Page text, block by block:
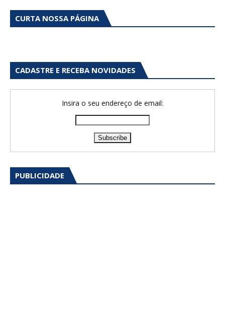
CURTA NOSSA PÁGINA
CADASTRE E RECEBA NOVIDADES
Insira o seu endereço de email:
PUBLICIDADE